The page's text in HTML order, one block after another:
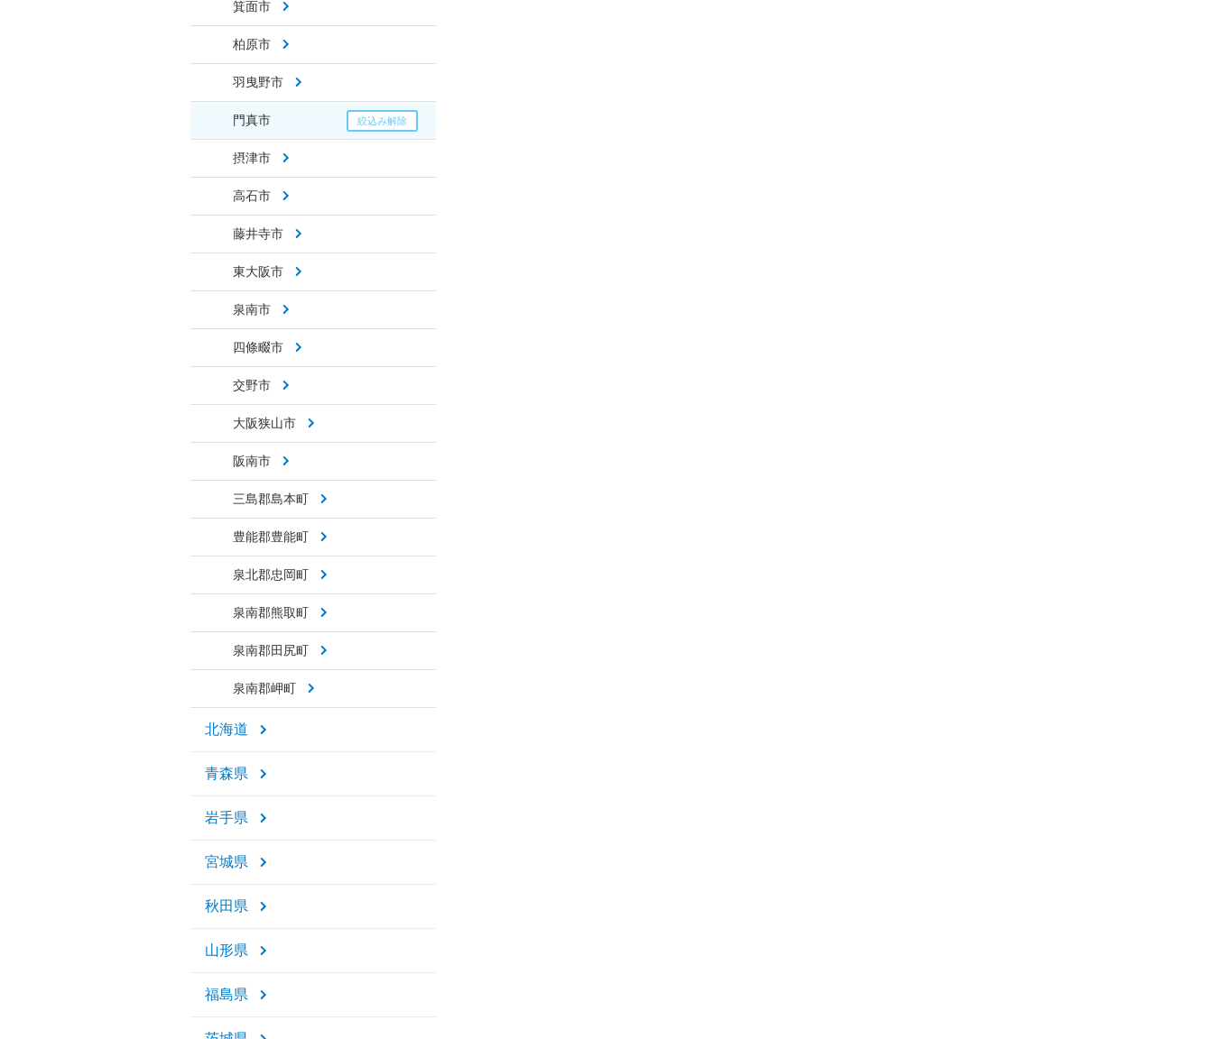
箕面市
柏原市
羽曳野市
門真市
摂津市
高石市
藤井寺市
東大阪市
泉南市
四條畷市
交野市
大阪狭山市
阪南市
三島郡島本町
豊能郡豊能町
泉北郡忠岡町
泉南郡熊取町
泉南郡田尻町
泉南郡岬町
北海道
青森県
岩手県
宮城県
秋田県
山形県
福島県